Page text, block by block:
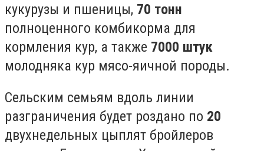
кукурузы и пшеницы, 70 тонн
полноценного комбикорма для
кормления кур, а также 7000 штук
молодняка кур мясо-яичной породы.
Сельским семьям вдоль линии
разграничения будет роздано по 20
двухнедельных цыплят бройлеров